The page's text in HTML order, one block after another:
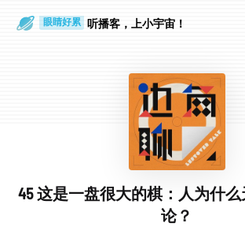
眼睛好累 听播客，上小宇宙！
45 这是一盘很大的棋：人为什
论？